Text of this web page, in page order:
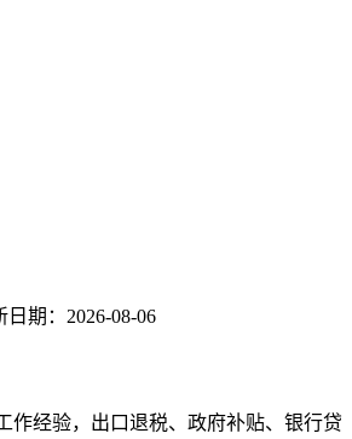
期：2026-08-06
作经验，出口退税、政府补贴、银行贷